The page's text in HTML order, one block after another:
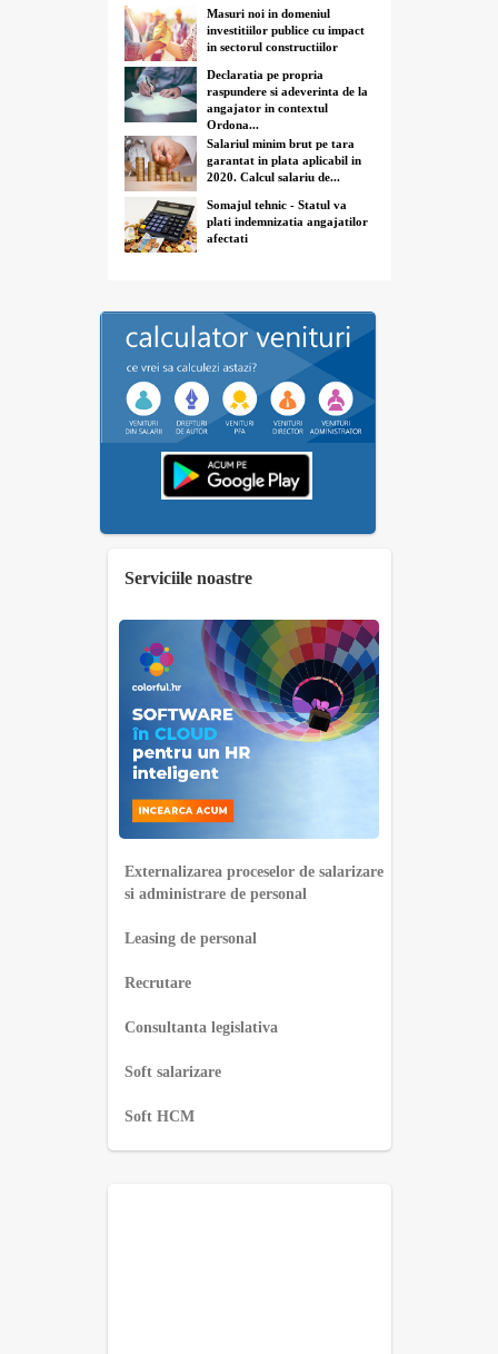
Masuri noi in domeniul
investitiilor publice cu impact
in sectorul constructiilor
Declaratia pe propria
raspundere si adeverinta de la
angajator in contextul
Ordona...
Salariul minim brut pe tara
garantat in plata aplicabil in
2020. Calcul salariu de...
Somajul tehnic - Statul va
plati indemnizatia angajatilor
afectati
Serviciile noastre
Externalizarea proceselor de salarizare
si administrare de personal
Leasing de personal
Recrutare
Consultanta legislativa
Soft salarizare
Soft HCM